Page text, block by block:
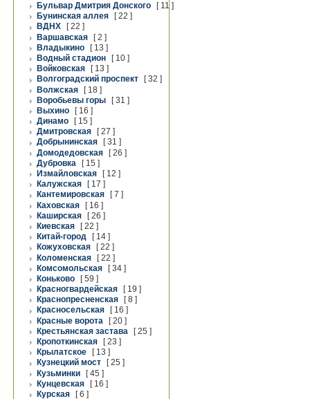
Бульвар Дмитрия Донского
[ 11 ]
Бунинская аллея
[ 22 ]
ВДНХ
[ 22 ]
Варшавская
[ 2 ]
Владыкино
[ 13 ]
Водный стадион
[ 10 ]
Войковская
[ 13 ]
Волгоградский проспект
[ 32 ]
Волжская
[ 18 ]
Воробьевы горы
[ 31 ]
Выхино
[ 16 ]
Динамо
[ 15 ]
Дмитровская
[ 27 ]
Добрынинская
[ 31 ]
Домодедовская
[ 26 ]
Дубровка
[ 15 ]
Измайловская
[ 12 ]
Калужская
[ 17 ]
Кантемировская
[ 7 ]
Каховская
[ 16 ]
Каширская
[ 26 ]
Киевская
[ 22 ]
Китай-город
[ 14 ]
Кожуховская
[ 22 ]
Коломенская
[ 22 ]
Комсомольская
[ 34 ]
Коньково
[ 59 ]
Красногвардейская
[ 19 ]
Краснопресненская
[ 8 ]
Красносельская
[ 16 ]
Красные ворота
[ 20 ]
Крестьянская застава
[ 25 ]
Кропоткинская
[ 23 ]
Крылатское
[ 13 ]
Кузнецкий мост
[ 25 ]
Кузьминки
[ 45 ]
Кунцевская
[ 16 ]
Курская
[ 6 ]